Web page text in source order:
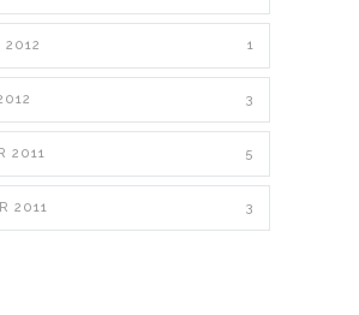
2012 1
3
2011 5
2011 3